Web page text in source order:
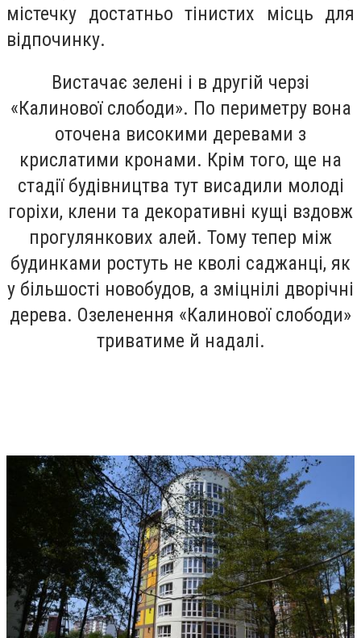
містечку достатньо тінистих місць для
відпочинку.
Вистачає зелені і в другій черзі
«Калинової слободи». По периметру вона
оточена високими деревами з
крислатими кронами. Крім того, ще на
стадії будівництва тут висадили молоді
горіхи, клени та декоративні кущі вздовж
прогулянкових алей. Тому тепер між
будинками ростуть не кволі саджанці, як
у більшості новобудов, а зміцнілі дворічні
дерева. Озеленення «Калинової слободи»
триватиме й надалі.